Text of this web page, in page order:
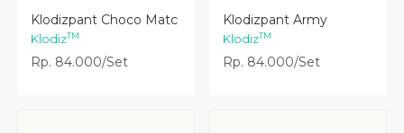
Lihat Detail
Klodizpant Choco Matc
KlodizTM
Rp. 84.000/Set
Lihat Detail
Klodizpant Army
KlodizTM
Rp. 84.000/Set